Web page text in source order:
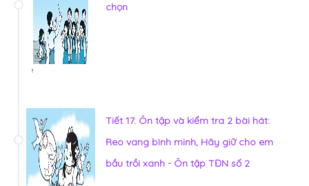
chọn
Tiết 17. Ôn tập và kiểm tra 2 bài hát:
Reo vang bình minh, Hãy giữ cho em
bầu trồi xanh - Ôn tập TĐN số 2